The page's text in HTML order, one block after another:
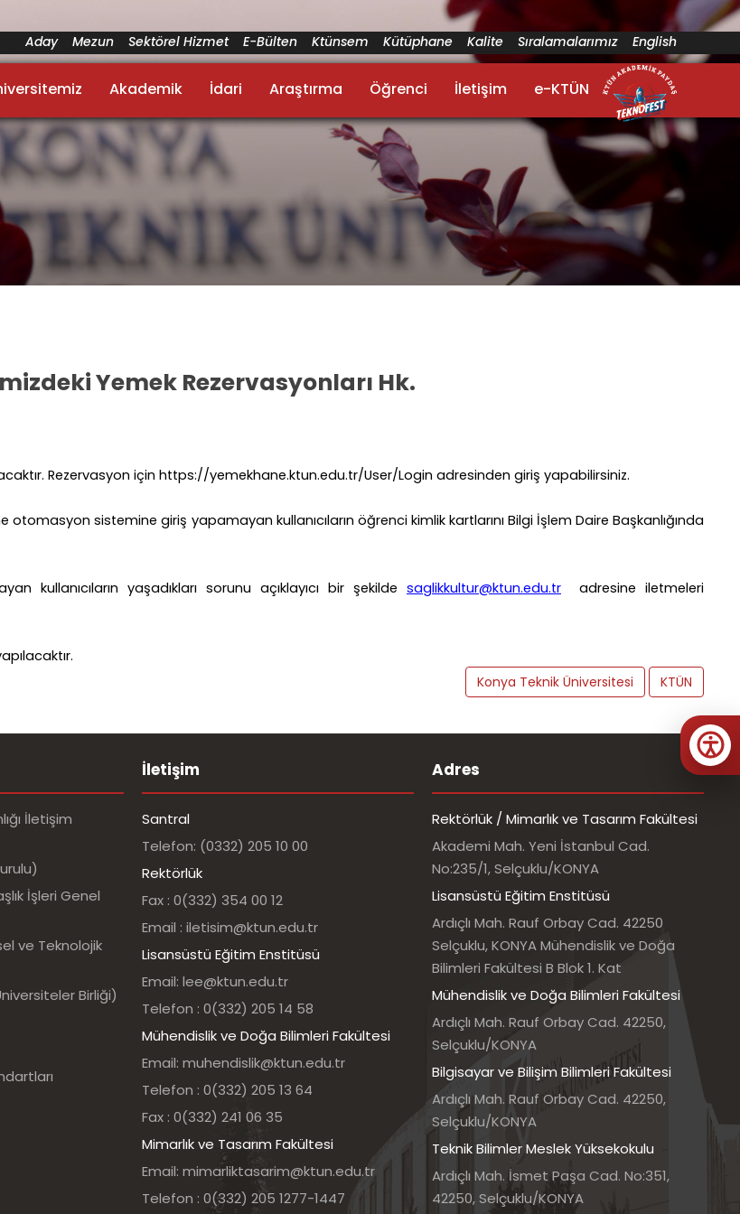
Aday Mezun Sektörel Hizmet E-Bülten Ktünsem Kütüphane Kalite Sıralamalarımız English
Akademik İdari Araştırma Öğrenci İletişim e-KTÜN
Yemek Rezervasyonları Hk.
Rezervasyon için https://yemekhane.ktun.edu.tr/User/Login adresinden giriş yapabilirsiniz.
otomasyon sistemine giriş yapamayan kullanıcıların öğrenci kimlik kartlarını Bilgi İşlem Daire Başkanlığında
yaşadıkları sorunu açıklayıcı bir şekilde saglikkultur@ktun.edu.tr adresine iletmeleri
Konya Teknik Üniversitesi
KTÜN
İletişim
İşleri Genel
ve Teknolojik
Birliği)
İletişim
Santral
Telefon: (0332) 205 10 00
Rektörlük
Fax : 0(332) 354 00 12
Email : iletisim@ktun.edu.tr
Lisansüstü Eğitim Enstitüsü
Email: lee@ktun.edu.tr
Telefon : 0(332) 205 14 58
Mühendislik ve Doğa Bilimleri Fakültesi
Email: muhendislik@ktun.edu.tr
Telefon : 0(332) 205 13 64
Fax : 0(332) 241 06 35
Mimarlık ve Tasarım Fakültesi
Email: mimarliktasarim@ktun.edu.tr
Telefon : 0(332) 205 1277-1447
Adres
Rektörlük / Mimarlık ve Tasarım Fakültesi
Akademi Mah. Yeni İstanbul Cad.
No:235/1, Selçuklu/KONYA
Lisansüstü Eğitim Enstitüsü
Ardıçlı Mah. Rauf Orbay Cad. 42250
Selçuklu, KONYA Mühendislik ve Doğa
Bilimleri Fakültesi B Blok 1. Kat
Mühendislik ve Doğa Bilimleri Fakültesi
Ardıçlı Mah. Rauf Orbay Cad. 42250,
Selçuklu/KONYA
Bilgisayar ve Bilişim Bilimleri Fakültesi
Ardıçlı Mah. Rauf Orbay Cad. 42250,
Selçuklu/KONYA
Teknik Bilimler Meslek Yüksekokulu
Ardıçlı Mah. İsmet Paşa Cad. No:351,
42250, Selçuklu/KONYA